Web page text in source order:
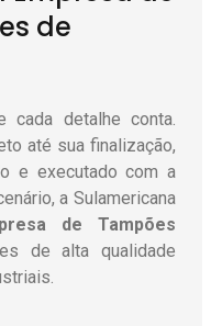
de
detalhe conta.
até sua finalização,
e executado com a
a Sulamericana
de Tampões
de alta qualidade